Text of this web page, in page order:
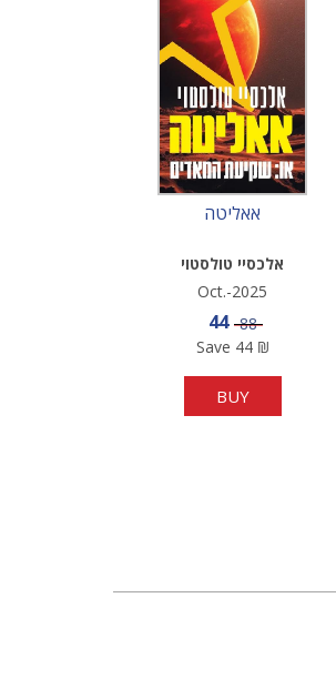
אאליטה
אלכסיי טולסטוי
Oct.-2025
Sale price
44 Price
88
Save 44₪
BUY